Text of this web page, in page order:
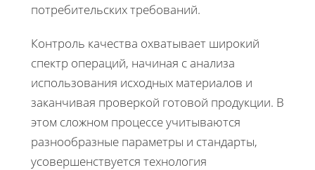
потребительских требований.
Контроль качества охватывает широкий
спектр операций, начиная с анализа
использования исходных материалов и
заканчивая проверкой готовой продукции. В
этом сложном процессе учитываются
разнообразные параметры и стандарты,
усовершенствуется технология